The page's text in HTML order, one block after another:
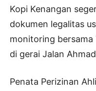
Kopi Kenangan
dokumen legalitas
monitoring bersama
di gerai Jalan
Penata Perizinan